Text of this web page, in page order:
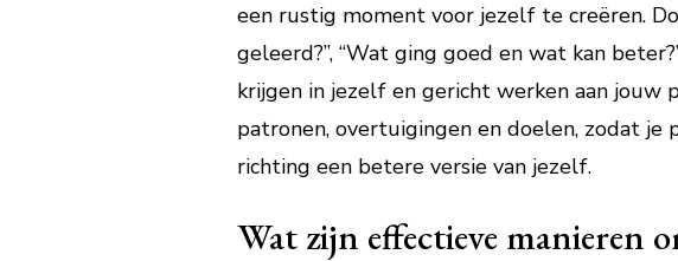
een rustig moment voor jezelf te creëren.
geleerd?”, “Wat ging goed en wat kan
krijgen in jezelf en gericht werken aan
patronen, overtuigingen en doelen, zodat
richting een betere versie van jezelf.
Wat zijn effectieve manieren